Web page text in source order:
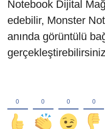
Notebook Dijital
edebilir, Monster
anında görüntülü